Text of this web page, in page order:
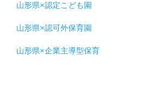
山形県×認定こども園
山形県×認可外保育園
山形県×企業主導型保育